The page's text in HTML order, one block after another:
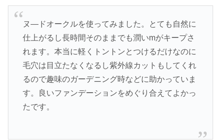
ヌ―ドオークルを使ってみました。とても自然に
仕上がるし長時間そのままでも潤いmがキープさ
れます。本当に軽くトントンとつけるだけなのに
毛穴は目立たなくなるし紫外線カットもしてくれ
るので趣味のガーデニング時などに助かっていま
す。良いファンデーションをめぐり合えてよかっ
たです。